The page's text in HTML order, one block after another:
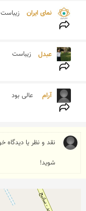
نمای ایران زیباست
عبدل زیباست
آرام عالی بود